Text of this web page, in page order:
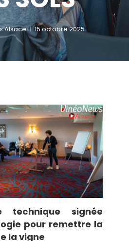
Alsace 15 octobre 2025
technique signée
pour remettre la
la vigne